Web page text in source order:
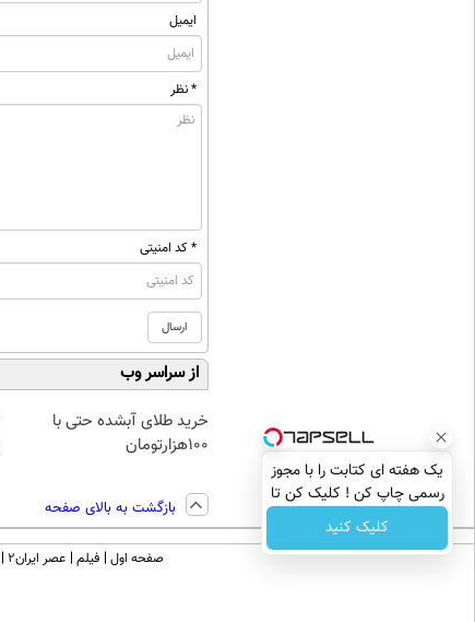
ایمیل
* نظر
* کد امنیتی
از سراسر وب
خرید طلای آبشده حتی با
۱۰۰هزارتومان
بازگشت به بالای صفحه
یک هفته ای کتابت را با مجوز
رسمی چاپ کن ! کلیک کن تا
فرصت هست !
کلیک کنید
صفحه اول فیلم عصر ایران۲